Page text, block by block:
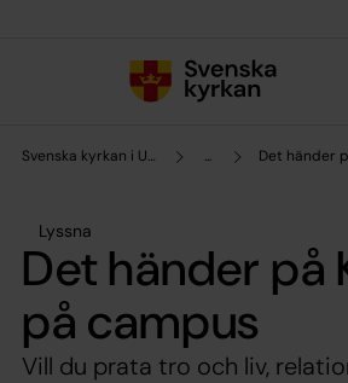
Svenska kyrkan i Umeå ... Det händer
Lyssna
Det händer på
på campus
Vill du prata tro och liv,